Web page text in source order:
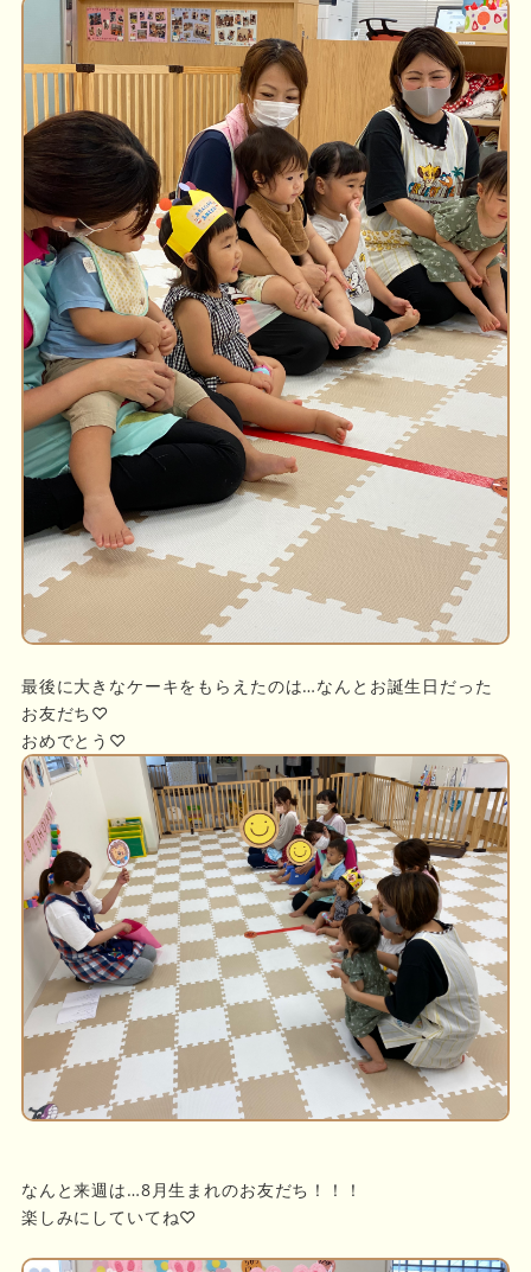
最後に大きなケーキをもらえたのは…なんとお誕生日だった
お友だち♡
おめでとう♡
なんと来週は…8月生まれのお友だち！！！
楽しみにしていてね♡